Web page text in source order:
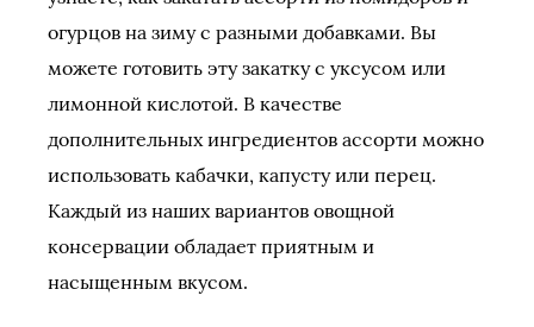
огурцов на зиму с разными добавками. Вы
можете готовить эту закатку с уксусом или
лимонной кислотой. В качестве
дополнительных ингредиентов ассорти можно
использовать кабачки, капусту или перец.
Каждый из наших вариантов овощной
консервации обладает приятным и
насыщенным вкусом.